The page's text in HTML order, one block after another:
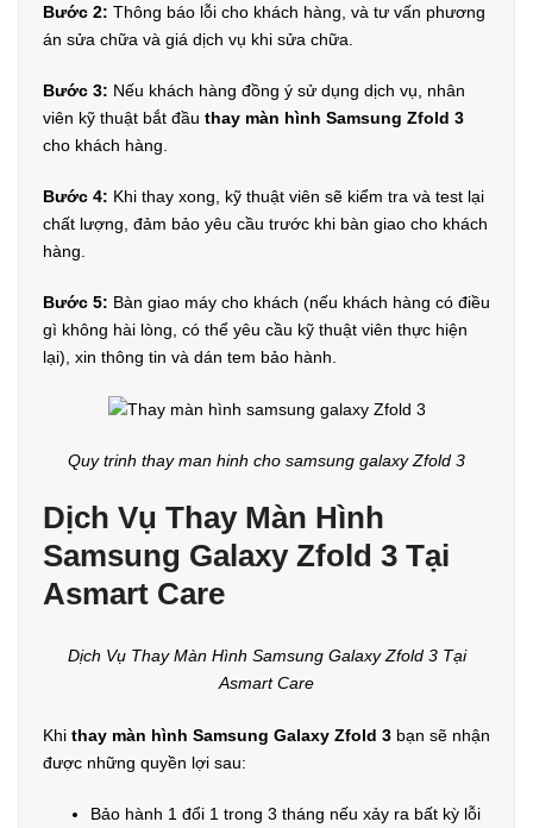
Bước 2: Thông báo lỗi cho khách hàng, và tư vấn phương
án sửa chữa và giá dịch vụ khi sửa chữa.
Bước 3: Nếu khách hàng đồng ý sử dụng dịch vụ, nhân
viên kỹ thuật bắt đầu thay màn hình Samsung Zfold 3
cho khách hàng.
Bước 4: Khi thay xong, kỹ thuật viên sẽ kiểm tra và test lại
chất lượng, đảm bảo yêu cầu trước khi bàn giao cho khách
hàng.
Bước 5: Bàn giao máy cho khách (nếu khách hàng có điều
gì không hài lòng, có thể yêu cầu kỹ thuật viên thực hiện
lại), xin thông tin và dán tem bảo hành.
Quy trinh thay man hinh cho samsung galaxy Zfold 3
Dịch Vụ Thay Màn Hình
Samsung Galaxy Zfold 3 Tại
Asmart Care
Dịch Vụ Thay Màn Hình Samsung Galaxy Zfold 3 Tại
Asmart Care
Khi thay màn hình Samsung Galaxy Zfold 3 bạn sẽ nhận
được những quyền lợi sau:
Bảo hành 1 đổi 1 trong 3 tháng nếu xảy ra bất kỳ lỗi